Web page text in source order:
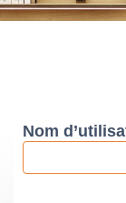
Nom